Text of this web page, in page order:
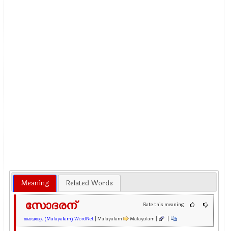
Meaning Related Words
Rate this meaning
സോദരന്
മലയാളം (Malayalam) WordNet | Malayalam Malayalam | |